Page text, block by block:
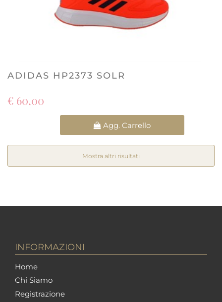
ADIDAS HP2373 SOLR
€ 60,00
Agg. Carrello
Mostra altri risultati
INFORMAZIONI
Home
Chi Siamo
Registrazione